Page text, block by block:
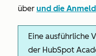
über und die
Eine ausführliche
der HubSpot